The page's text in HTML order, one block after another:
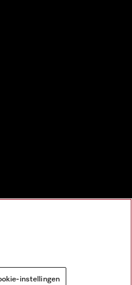
instellingen